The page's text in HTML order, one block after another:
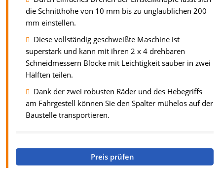
die Schnitthöhe von 10 mm bis zu unglaublichen 200
mm einstellen.
Diese vollständig geschweißte Maschine ist
superstark und kann mit ihren 2 x 4 drehbaren
Schneidmessern Blöcke mit Leichtigkeit sauber in zwei
Hälften teilen.
Dank der zwei robusten Räder und des Hebegriffs
am Fahrgestell können Sie den Spalter mühelos auf der
Baustelle transportieren.
Preis prüfen